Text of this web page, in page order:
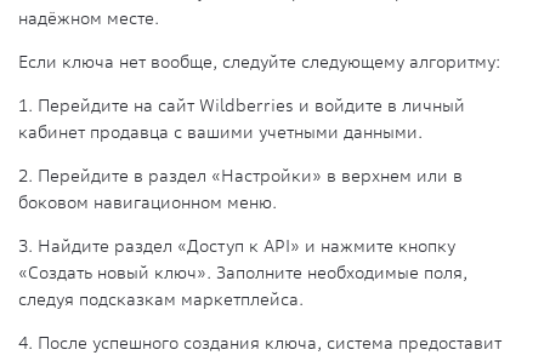
надёжном месте.
Если ключа нет вообще, следуйте следующему алгоритму:
1. Перейдите на сайт Wildberries и войдите в личный
кабинет продавца с вашими учетными данными.
2. Перейдите в раздел «Настройки» в верхнем или в
боковом навигационном меню.
3. Найдите раздел «Доступ к API» и нажмите кнопку
«Создать новый ключ». Заполните необходимые поля,
следуя подсказкам маркетплейса.
4. После успешного создания ключа, система предоставит